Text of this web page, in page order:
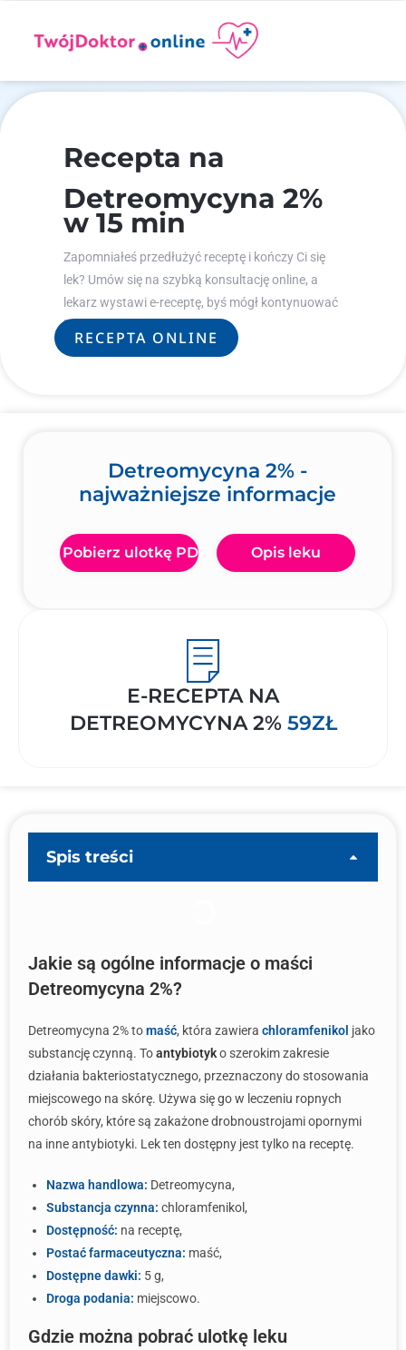
Recepta na
Detreomycyna 2%
w 15 min
Zapomniałeś przedłużyć receptę i kończy Ci się
lek? Umów się na szybką konsultację online, a
lekarz wystawi e-receptę, byś mógł kontynuować
leczenie.
RECEPTA ONLINE
Detreomycyna 2% -
najważniejsze informacje
Pobierz ulotkę PDF Opis leku
E-RECEPTA NA
DETREOMYCYNA 2% 59ZŁ
Spis treści
Jakie są ogólne informacje o maści
Detreomycyna 2%?
Detreomycyna 2% tomaść, która zawiera chloramfenikol jako
substancję czynną. Toantybiotyko szerokim zakresie
działania bakteriostatycznego, przeznaczony do stosowania
miejscowego na skórę. Używa się go w leczeniu ropnych
chorób skóry, które są zakażone drobnoustrojami opornymi
na inne antybiotyki. Lek ten dostępny jest tylko na receptę.
Nazwa handlowa: Detreomycyna,
Substancja czynna: chloramfenikol,
Dostępność: na receptę,
Postać farmaceutyczna: maść,
Dostępne dawki: 5 g,
Droga podania: miejscowo.
Gdzie można pobrać ulotkę leku